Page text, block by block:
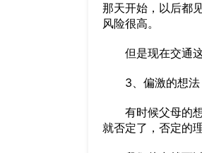
那天开始，以后都
风险很高。
但是现在交通这
3、偏激的想法
有时候父母的想
就否定了，否定的